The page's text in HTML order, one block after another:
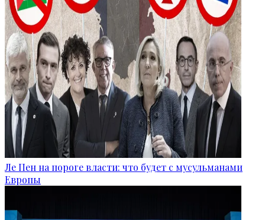
Ле Пен на пороге власти: что будет с мусульманами
Европы